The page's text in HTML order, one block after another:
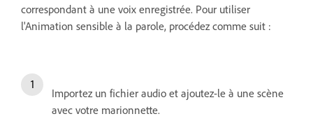
correspondant à une voix enregistrée. Pour utiliser
l'Animation sensible à la parole, procédez comme suit :
Importez un fichier audio et ajoutez-le à une scène
avec votre marionnette.